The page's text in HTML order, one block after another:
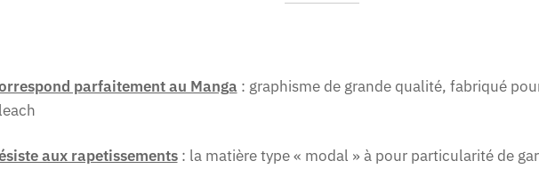
parfaitement au Manga : graphisme de grande qualité, fabriqué
aux rapetissements : la matière type « modal » à pour particularité de